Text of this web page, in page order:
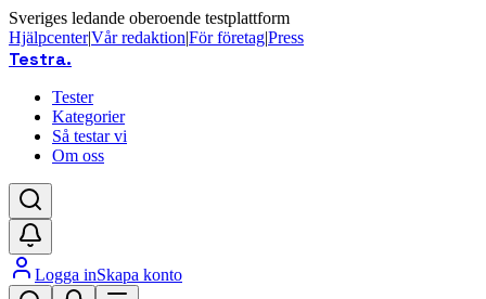
Sveriges ledande oberoende testplattform
Hjälpcenter|Vår redaktion|För företag|Press
Testra.
Tester
Kategorier
Så testar vi
Om oss
Logga inSkapa konto